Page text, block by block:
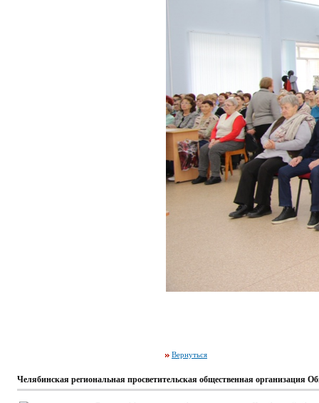
Вернуться
Челябинская региональная просветительская общественная организация